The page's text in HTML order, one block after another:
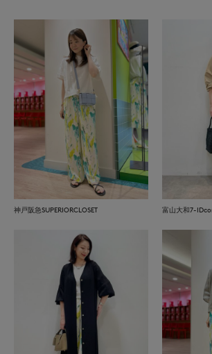
神戸阪急SUPERIORCLOSET 富山大和7-